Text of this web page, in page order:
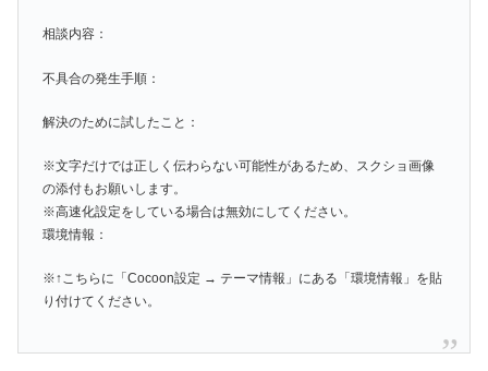
相談内容：
不具合の発生手順：
解決のために試したこと：
※文字だけでは正しく伝わらない可能性があるため、スクショ画像
の添付もお願いします。
※高速化設定をしている場合は無効にしてください。
環境情報：
※↑こちらに「Cocoon設定 → テーマ情報」にある「環境情報」を貼
り付けてください。